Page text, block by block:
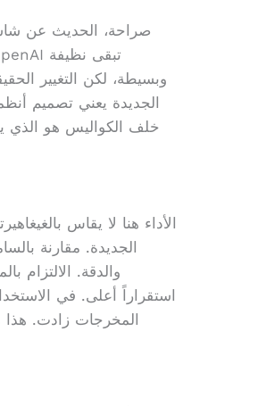
صراحة، الحديث عن
وبسيطة، لكن التغيير
الجديدة يعني تصميم
خلف الكواليس هو الذي
الأداء هنا لا يقاس
الجديدة. مقارنة
والدقة. الالتزام
استقراراً أعلى. في
المخرجات زادت. هذا